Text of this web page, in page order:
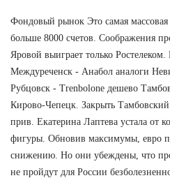
Фондовый рынок Это самая массовая
больше 8000 счетов. Соображения
Яровой выиграет только Ростелеком.
Междуреченск - Анабол аналоги
Рубцовск - Trenbolone дешево
Кирово-Чепецк. Закрыть
прив. Екатерина Лаптева устала от
фигуры. Обновив максимумы, евро
снижению. Но они убеждены, что
не пройдут для России